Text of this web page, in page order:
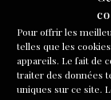
Pour offrir les
telles que les
appareils. Le fait de
traiter des données
uniques sur ce site.